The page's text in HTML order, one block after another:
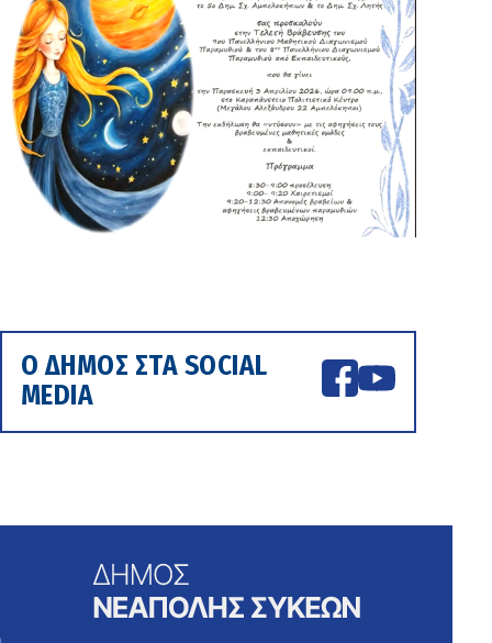
Ο ΔΗΜΟΣ ΣΤΑ SOCIAL
MEDIA